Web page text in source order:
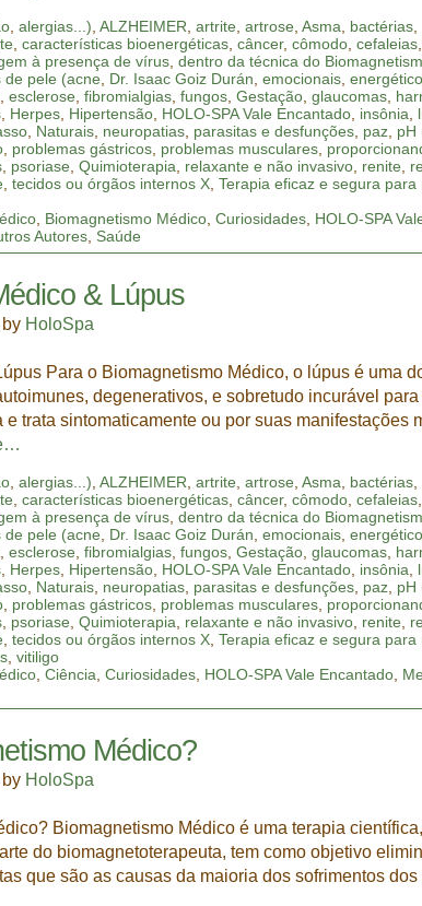
,alergias...) ,ALZHEIMER ,artrite ,artrose ,Asma bactérias
,características bioenergéticas ,câncer,cômodo ,cefaleias
à presença de vírus ,dentro da técnica do
de pele (acne Dr. Isaac Goiz Durán ,emocionais ,
,esclerose ,fibromialgias ,fungos ,Gestação ,glaucomas
Herpes Hipertensão HOLO-SPA Vale Encantado insônia
Naturais neuropatias parasitas e desfunções paz pH
problemas gástricos problemas musculares
psoriase ,Quimioterapia relaxante e não invasivo renite
,tecidos ou órgãos internos X ,Terapia eficaz e segura
Biomagnetismo Médico ,Curiosidades HOLO-SPA
Autores Saúde
& Lúpus
HoloSpa
Para o Biomagnetismo Médico, o lúpus é uma
degenerativos, e sobretudo incurável
trata sintomaticamente ou por suas manifestações
,alergias...) ,ALZHEIMER ,artrite ,artrose ,Asma bactérias
,características bioenergéticas ,câncer,cômodo ,cefaleias
à presença de vírus ,dentro da técnica do
de pele (acne Dr. Isaac Goiz Durán ,emocionais ,
,esclerose ,fibromialgias ,fungos ,Gestação ,glaucomas
Herpes Hipertensão HOLO-SPA Vale Encantado insônia
Naturais neuropatias parasitas e desfunções paz pH
problemas gástricos problemas musculares
psoriase ,Quimioterapia relaxante e não invasivo renite
,tecidos ou órgãos internos X ,Terapia eficaz e segura
,vitiligo
,Ciência ,Curiosidades HOLO-SPA Vale Encantado
Médico?
HoloSpa
Biomagnetismo Médico é uma terapia
do biomagnetoterapeuta, tem como objetivo
que são as causas da maioria dos sofrimentos